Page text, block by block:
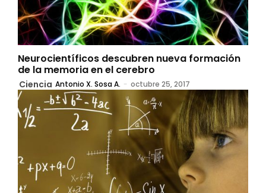
Neurocientíficos descubren nueva formación
de la memoria en el cerebro
Ciencia Antonio X. Sosa A. - octubre 25, 2017